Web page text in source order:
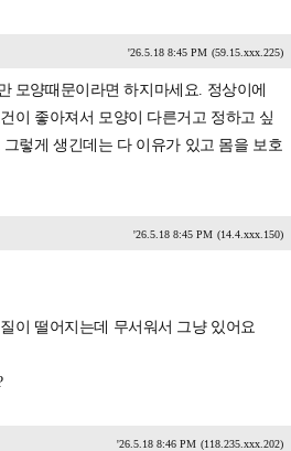
'26.5.18 8:45 PM (59.15.xxx.225)
모양때문이라면 하지마세요. 정상이에
이 좋아져서 모양이 다른거고 정하고 싶
렇게 생긴데는 다 이유가 있고 몸을 보호
'26.5.18 8:45 PM (14.4.xxx.150)
이 떨어지는데 무서워서 그냥 있어요
'26.5.18 8:46 PM (118.235.xxx.202)